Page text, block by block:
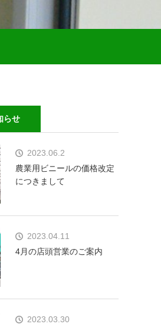
らせ
2023.06.2
農業用ビニールの価格改定
につきまして
2023.04.11
4月の店頭営業のご案内
2023.03.30